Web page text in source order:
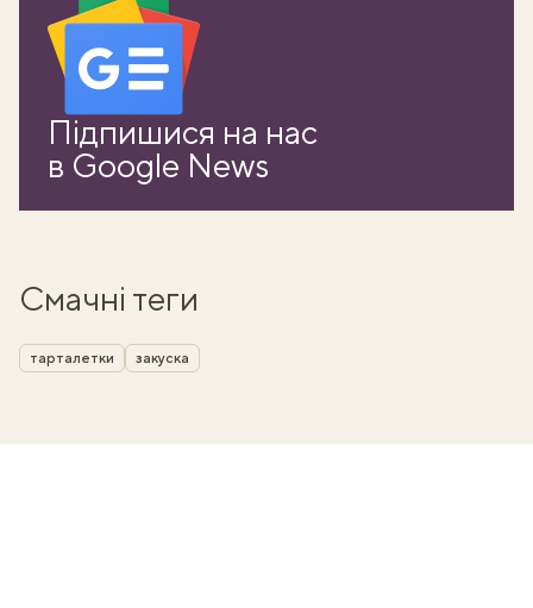
Підпишися на нас
в Google News
Смачні теги
тарталетки закуска